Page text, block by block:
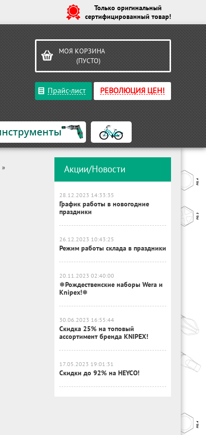
Только оригинальный
сертифицированный товар!
МОЯ КОРЗИНА
(ПУСТО)
Прайс-лист РЕВОЛЮЦИЯ ЦЕН!
»
Акции/Новости
28.12.2023 14:33:35
График работы в новогодние
праздники
26.12.2023 10:43:25
Режим работы склада в праздники
20.11.2023 02:40:00
❅Рождественские наборы Wera и
Knipex!❅
30.06.2023 16:55:44
Скидка 25% на топовый
ассортимент бренда KNIPEX!
17.05.2023 19:01:31
Скидки до 92% на HEYCO!